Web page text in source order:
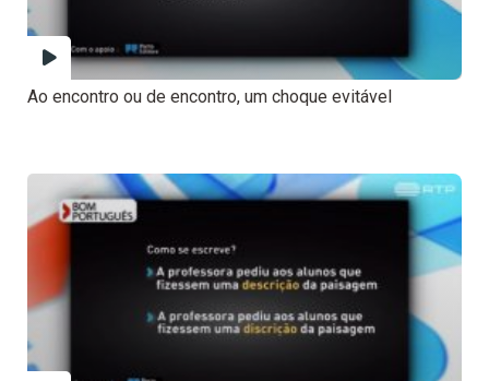
Ao encontro ou de encontro, um choque evitável